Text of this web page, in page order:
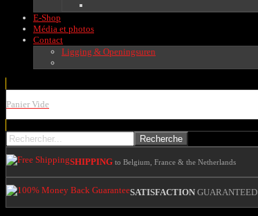
E-Shop
Média et photos
Contact
Ligging & Openingsuren
Panier Vide
SHIPPING to Belgium, France & the Netherlands
SATISFACTION GUARANTEED